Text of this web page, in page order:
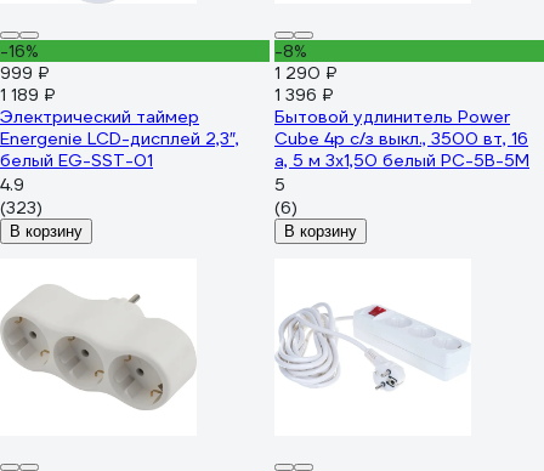
-16%
999 ₽
1 189 ₽
Электрический таймер
Energenie LCD-дисплей 2,3″,
белый EG-SST-01
4.9
(323)
В корзину
-8%
1 290 ₽
1 396 ₽
Бытовой удлинитель Power
Cube 4р с/з выкл., 3500 вт, 16
а, 5 м 3x1,50 белый PC-5B-5M
5
(6)
В корзину